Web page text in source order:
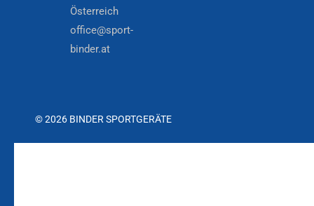
Österreich
office@sport-
binder.at
© 2026 BINDER SPORTGERÄTE